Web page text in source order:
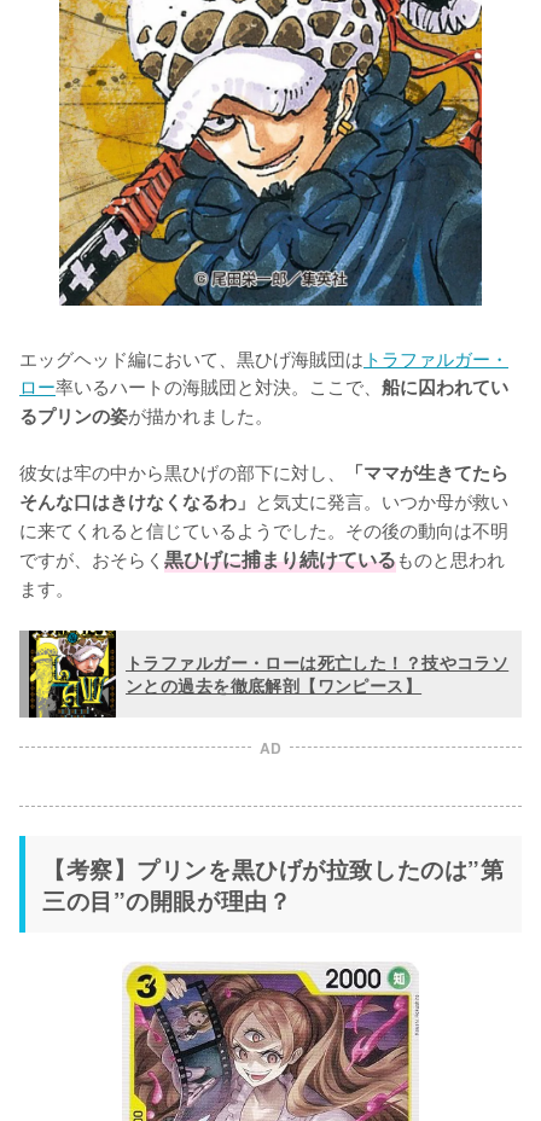
エッグヘッド編において、黒ひげ海賊団は トラファルガー・
ロー率いるハートの海賊団と対決。ここで、 船に囚われてい
るプリンの姿が描かれました。
彼女は牢の中から黒ひげの部下に対し、
「ママが生きてたら
そんな口はきけなくなるわ」 と気丈に発言。いつか母が救い
に来てくれると信じているようでした。その後の動向は不明
ですが、おそらく 黒ひげに捕まり続けているものと思われ
ます。
トラファルガー・ローは死亡した！？技やコラソ
ンとの過去を徹底解剖【ワンピース】
AD
【考察】プリンを黒ひげが拉致したのは”第
三の目”の開眼が理由？